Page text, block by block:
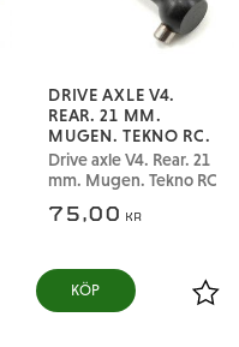
till i favoriter
DRIVE AXLE V4.
REAR. 21 MM.
MUGEN. TEKNO RC.
Drive axle V4. Rear. 21
mm. Mugen. Tekno RC
75,00 KR
KÖP